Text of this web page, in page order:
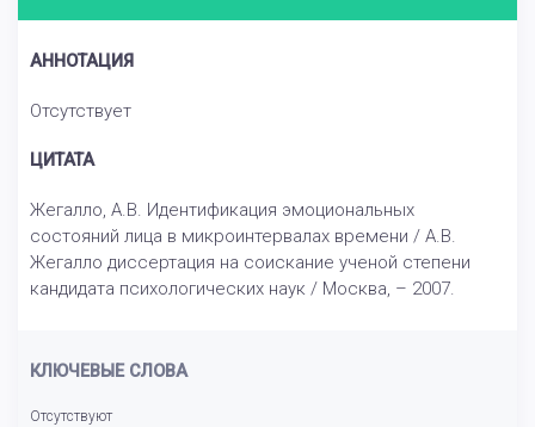
АННОТАЦИЯ
Отсутствует
ЦИТАТА
Жегалло, А.В. Идентификация эмоциональных
состояний лица в микроинтервалах времени / А.В.
Жегалло диссертация на соискание ученой степени
кандидата психологических наук / Москва, – 2007.
КЛЮЧЕВЫЕ СЛОВА
Отсутствуют